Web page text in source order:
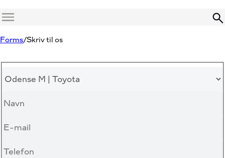
Menu
Forms Skriv til os